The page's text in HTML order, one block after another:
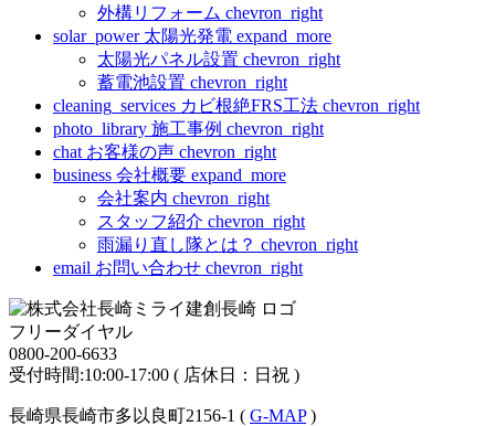
外構リフォーム chevron_right
solar_power 太陽光発電 expand_more
太陽光パネル設置 chevron_right
蓄電池設置 chevron_right
cleaning_services カビ根絶FRS工法 chevron_right
photo_library 施工事例 chevron_right
chat お客様の声 chevron_right
business 会社概要 expand_more
会社案内 chevron_right
スタッフ紹介 chevron_right
雨漏り直し隊とは？ chevron_right
email お問い合わせ chevron_right
フリーダイヤル
0800-200-6633
受付時間:10:00-17:00 ( 店休日：日祝 )
長崎県長崎市多以良町2156-1 ( G-MAP)